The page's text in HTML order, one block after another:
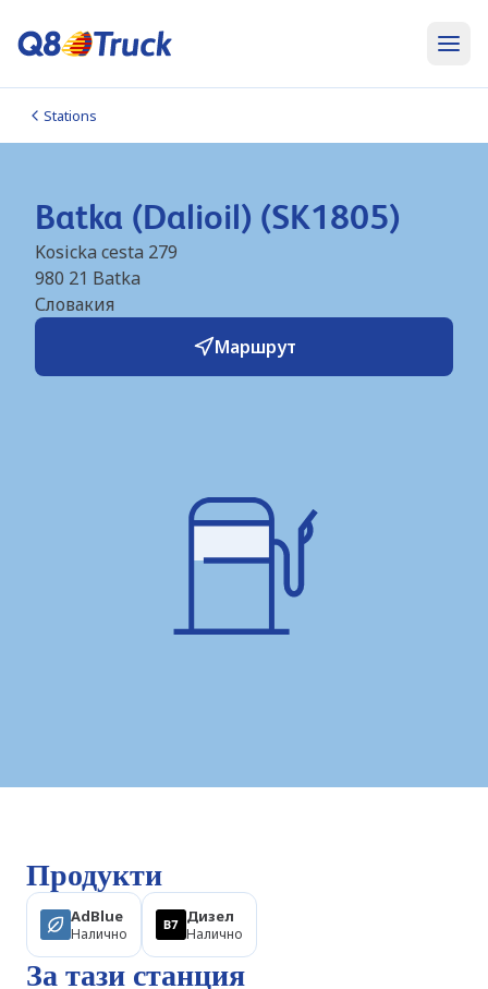
Stations
Batka (Dalioil) (SK1805)
Kosicka cesta 279
980 21 Batka
Словакия
Маршрут
Продукти
AdBlue
Налично
Дизел
Налично
За тази станция